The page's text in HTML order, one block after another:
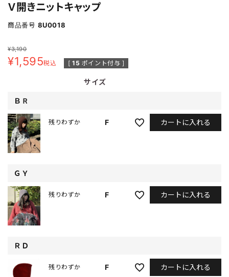
Ｖ開きニットキャップ
商品番号 8U0018
¥3,190
¥1,595税込 [ 15 ポイント付与 ]
サイズ
ＢＲ
F
残りわずか カートに入れる
ＧＹ
F
残りわずか カートに入れる
ＲＤ
F
残りわずか カートに入れる